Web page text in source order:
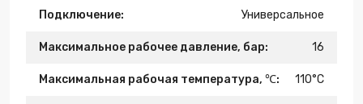
Подключение: Универсальное
Максимальное рабочее давление, бар: 16
Максимальная рабочая температура, ℃: 110°C